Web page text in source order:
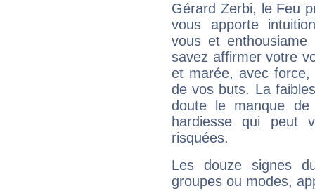
Gérard Zerbi, le Feu
vous apporte
vous et
savez affirmer votre
et marée, avec
de vos buts. La
doute le manque
hardiesse qui peut
risquées.
Les douze signes
groupes ou modes,